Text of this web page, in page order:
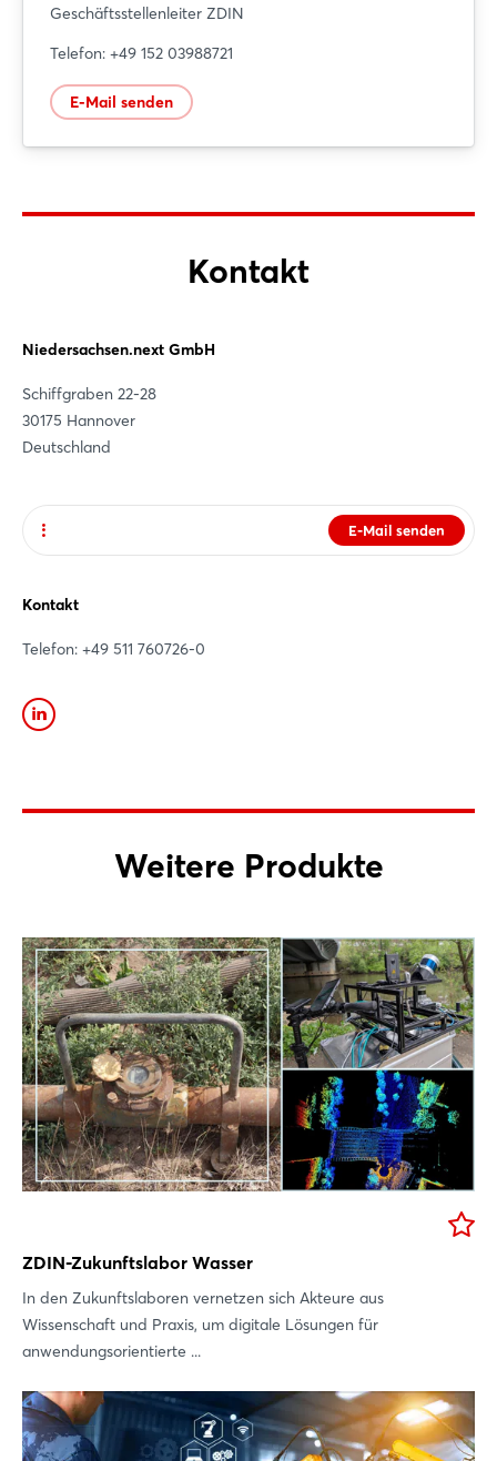
Halle 15, Stand A14
Niedersachsen Gemeinschaftsstand „Digitalisierung“
Geschäftsstellenleiter ZDIN
Telefon: +49 152 03988721
E-Mail senden
Kontakt
Niedersachsen.next GmbH
Schiffgraben 22-28
30175 Hannover
Deutschland
E-Mail senden
Kontakt
Telefon: +49 511 760726-0
Weitere Produkte
ZDIN-Zukunftslabor Wasser
In den Zukunftslaboren vernetzen sich Akteure aus
Wissenschaft und Praxis, um digitale Lösungen für
anwendungsorientierte ...
Noch nicht angemeldet?